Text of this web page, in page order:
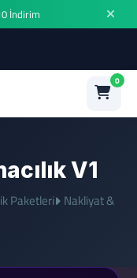
İndirim
0
V1
Paketleri
Nakliyat &